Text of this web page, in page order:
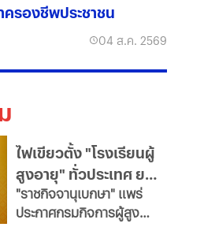
ครองชีพประชาชน
04 ส.ค. 2569
ไฟเขียวตั้ง "โรงเรียนผู้
สูงอายุ" ทั่วประเทศ ยก
ระดับคุณภาพชีวิต เช็ก
เงื่อนไข
"ราชกิจจานุเบกษา" แพร่
ประกาศกรมกิจการผู้สูง